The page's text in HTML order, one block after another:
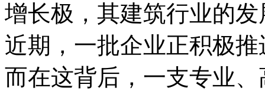
增长极，其建筑行业的
近期，一批企业正积极
而在这背后，一支专业